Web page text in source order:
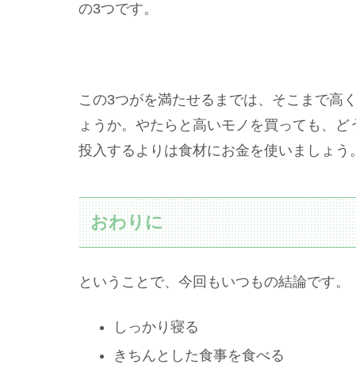
の3つです。
この3つがを満たせるまでは、そこまで高
ょうか。やたらと高いモノを買っても、
投入するよりは食材にお金を使いましょう。
おわりに
ということで、今回もいつもの結論です。
しっかり寝る
きちんとした食事を食べる